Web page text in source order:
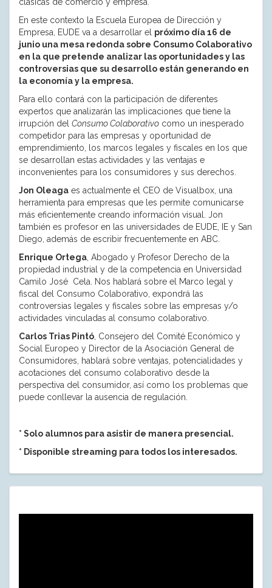
En este contexto la Escuela Europea de Dirección y
Empresa, EUDE va a desarrollar el próximo día 16 de
junio una mesa redonda sobre Consumo Colaborativo
en la que pretende analizar las oportunidades y las
controversias que su desarrollo están generando en
la economía y la empresa.
Para ello contará con la participación de diferentes
expertos que analizarán las implicaciones que tiene la
irrupción del Consumo Colaborativo como un inesperado
competidor para las empresas y oportunidad de
emprendimiento, los marcos legales y fiscales en los que
se desarrollan estas actividades y las ventajas e
inconvenientes para los consumidores y sus derechos.
Jon Oleaga es actualmente el CEO de Visualbox, una
herramienta para empresas que les permite comunicarse
más eficientemente creando información visual. Jon
también es profesor en las universidades de EUDE, IE y San
Diego, además de escribir frecuentemente en ABC.
Enrique Ortega , Abogado y Profesor Derecho de la
propiedad industrial y de la competencia en Universidad
Camilo José Cela. Nos hablará sobre el Marco legal y
fiscal del Consumo Colaborativo, expondrá las
controversias legales y fiscales sobre las empresas y/o
actividades vinculadas al consumo colaborativo.
Carlos Trias Pintó , Consejero del Comité Económico y
Social Europeo y Director de la Asociación General de
Consumidores, hablará sobre ventajas, potencialidades y
acotaciones del consumo colaborativo desde la
perspectiva del consumidor, así como los problemas que
puede conllevar la ausencia de regulación.
* Solo alumnos para asistir de manera presencial.
* Disponible streaming para todos los interesados.